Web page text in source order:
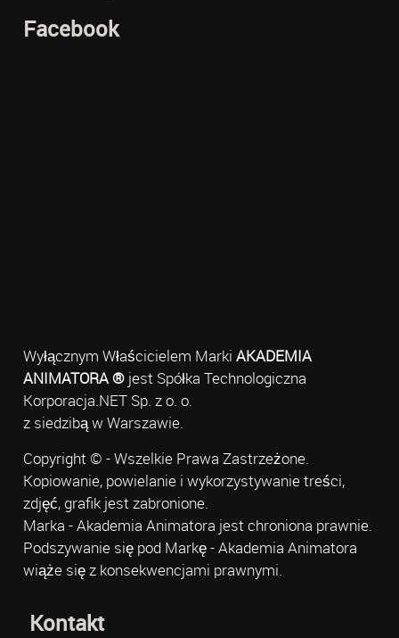
Facebook
Wyłącznym Właścicielem Marki AKADEMIA
ANIMATORA ®jest Spółka Technologiczna
Korporacja.NET Sp. z o. o.
z siedzibą w Warszawie.
Copyright © - Wszelkie Prawa Zastrzeżone.
Kopiowanie, powielanie i wykorzystywanie treści,
zdjęć, grafik jest zabronione.
Marka - Akademia Animatora jest chroniona prawnie.
Podszywanie się pod Markę - Akademia Animatora
wiąże się z konsekwencjami prawnymi.
Kontakt